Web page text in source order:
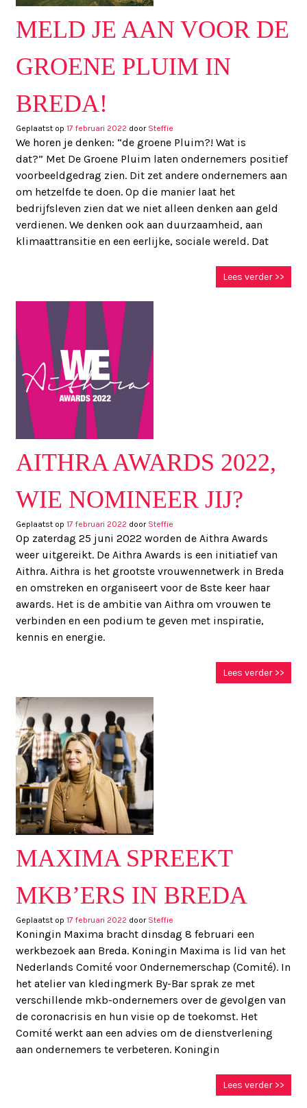
MELD JE AAN VOOR DE
GROENE PLUIM IN
BREDA!
Geplaatst op 17 februari 2022 door Steffie
We horen je denken: “de groene Pluim?! Wat is
dat?” Met De Groene Pluim laten ondernemers positief
voorbeeldgedrag zien. Dit zet andere ondernemers aan
om hetzelfde te doen. Op die manier laat het
bedrijfsleven zien dat we niet alleen denken aan geld
verdienen. We denken ook aan duurzaamheid, aan
klimaattransitie en een eerlijke, sociale wereld. Dat
Lees verder >>
AITHRA AWARDS 2022,
WIE NOMINEER JIJ?
Geplaatst op 17 februari 2022 door Steffie
Op zaterdag 25 juni 2022 worden de Aithra Awards
weer uitgereikt. De Aithra Awards is een initiatief van
Aithra. Aithra is het grootste vrouwennetwerk in Breda
en omstreken en organiseert voor de 8ste keer haar
awards. Het is de ambitie van Aithra om vrouwen te
verbinden en een podium te geven met inspiratie,
kennis en energie.
Lees verder >>
MAXIMA SPREEKT
MKB’ERS IN BREDA
Geplaatst op 17 februari 2022 door Steffie
Koningin Maxima bracht dinsdag 8 februari een
werkbezoek aan Breda. Koningin Maxima is lid van het
Nederlands Comité voor Ondernemerschap (Comité). In
het atelier van kledingmerk By-Bar sprak ze met
verschillende mkb-ondernemers over de gevolgen van
de coronacrisis en hun visie op de toekomst. Het
Comité werkt aan een advies om de dienstverlening
aan ondernemers te verbeteren. Koningin
Lees verder >>